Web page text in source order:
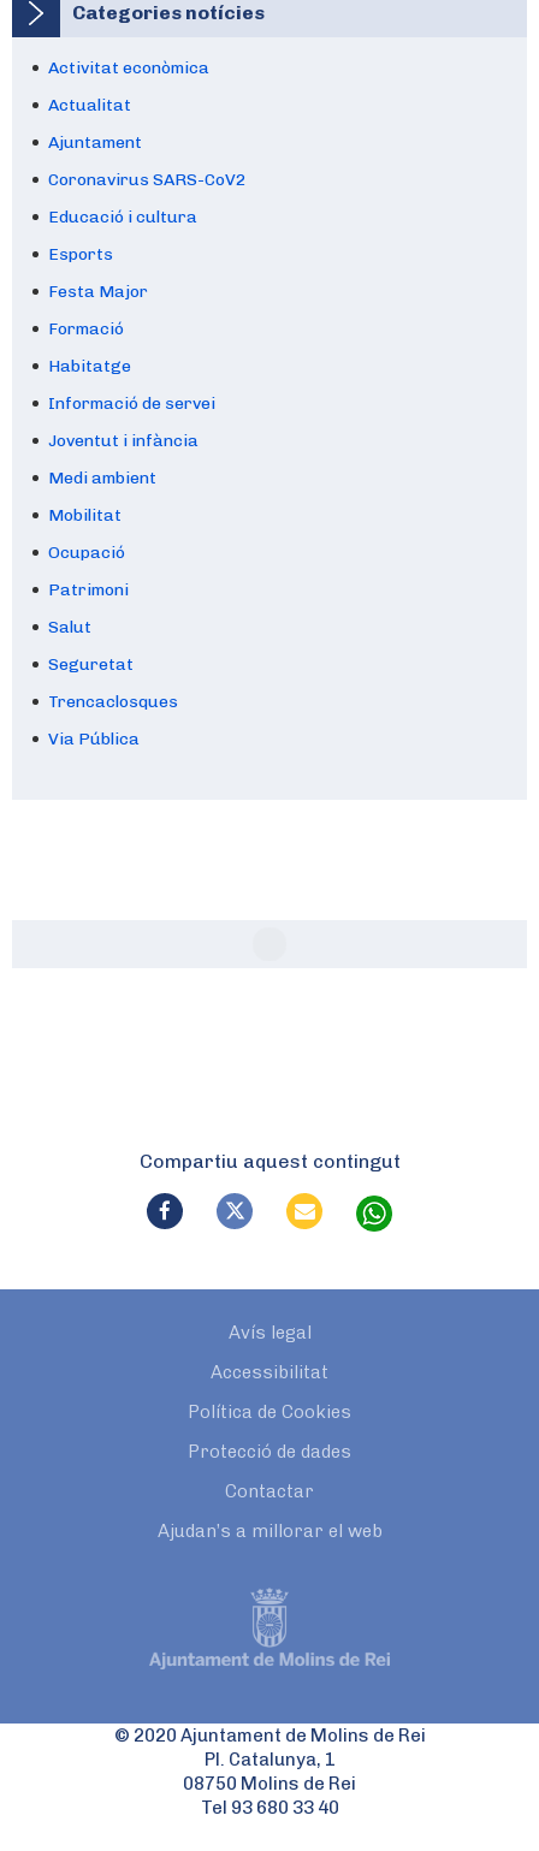
Categories notícies
Activitat econòmica
Actualitat
Ajuntament
Coronavirus SARS-CoV2
Educació i cultura
Esports
Festa Major
Formació
Habitatge
Informació de servei
Joventut i infància
Medi ambient
Mobilitat
Ocupació
Patrimoni
Salut
Seguretat
Trencaclosques
Via Pública
Compartiu aquest contingut
Avís legal
Accessibilitat
Política de Cookies
Protecció de dades
Contactar
Ajudan’s a millorar el web
© 2020 Ajuntament de Molins de Rei
Pl. Catalunya, 1
08750 Molins de Rei
Tel 93 680 33 40